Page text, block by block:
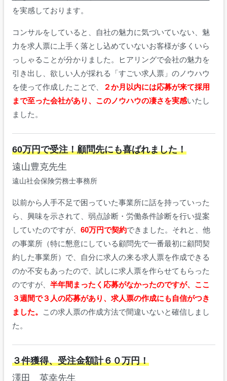
を実感しております。
コンサルをしていると、自社の魅力に気づいていない、魅
力を求人票に上手く落とし込めていないお客様が多くいら
っしゃることが分かりました。ヒアリングで会社の魅力を
引き出し、欲しい人が採れる「すごい求人票」のノウハウ
を使って作成したことで、
２か月以内には応募が来て採用
まで至った会社があり、このノウハウの凄さを実感いたし
ました。
60万円で受注！顧問先にも喜ばれました！
遠山豊克先生
遠山社会保険労務士事務所
以前から人手不足で困っていた事業所に話を持っていった
ら、興味を示されて、弱点診断・労働条件診断を行い提案
していたのですが、 60万円で契約できました。それと、他
の事業所（特に懇意にしている顧問先で一番最初に顧問契
約した事業所）で、自分に求人の来る求人票を作成できる
のか不安もあったので、試しに求人票を作らせてもらった
のですが、 半年間まったく応募がなかったのですが、ここ
３週間で３人の応募があり、求人票の作成にも自信がつき
ました。
この求人票の作成方法で間違いないと確信しまし
た。
３件獲得、受注金額計６０万円！
澤田 英幸先生